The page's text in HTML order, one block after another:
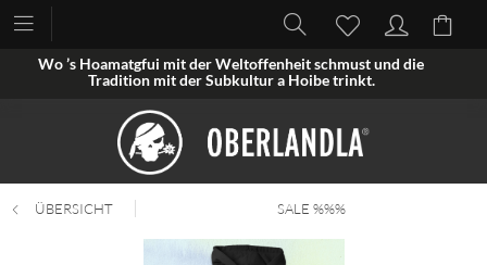
Wo ’s Hoamatgfui mit der Weltoffenheit schmust und die
Tradition mit der Subkultur a Hoibe trinkt.
ÜBERSICHT SALE %%%